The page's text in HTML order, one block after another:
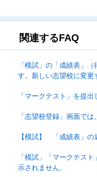
関連するFAQ
「模試」の「成績表」
す。新しい志望校に変更
「マークテスト」を提
「志望校登録」画面で
【模試】 「成績表」の
「模試」「マークテス
示されません。